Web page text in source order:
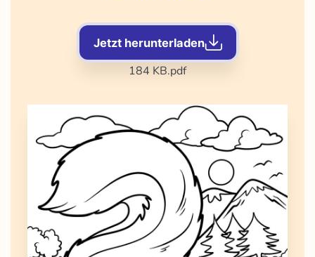
Jetzt herunterladen
184 KB.pdf